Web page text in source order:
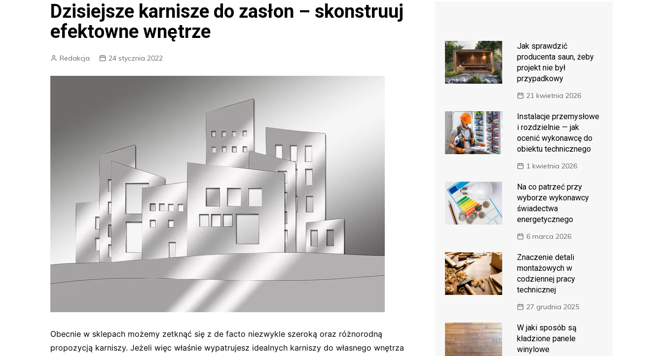
Dzisiejsze karnisze do zasłon – skonstruuj
efektowne wnętrze
Redakcja 24 stycznia 2022
Obecnie w sklepach możemy zetknąć się z de facto niezwykle szeroką oraz różnorodną
propozycją karniszy. Jeżeli więc właśnie wypatrujesz idealnych karniszy do własnego wnętrza
Jak sprawdzić
producenta saun, żeby
projekt nie był
przypadkowy
21 kwietnia 2026
Instalacje przemysłowe
i rozdzielnie — jak
ocenić wykonawcę do
obiektu technicznego
1 kwietnia 2026
Na co patrzeć przy
wyborze wykonawcy
świadectwa
energetycznego
6 marca 2026
Znaczenie detali
montażowych w
codziennej pracy
technicznej
27 grudnia 2025
W jaki sposób są
kładzione panele
winylowe